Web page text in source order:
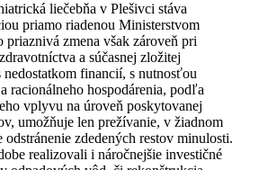
liečebňa v Plešivci stáva
priamo riadenou Ministerstvom
priaznivá zmena však zároveň pri
a súčasnej zložitej
financií, s nutnosťou
racionálneho hospodárenia, podľa
vplyvu na úroveň poskytovanej
umožňuje len prežívanie, v žiadnom
odstránenie zdedených restov minulosti.
realizovali i náročnejšie investičné